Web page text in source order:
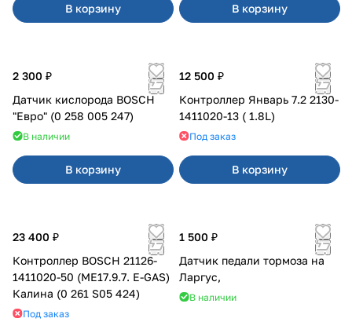
В корзину В корзину
2 300 ₽
Датчик кислорода BOSCH
"Евро" (0 258 005 247)
В наличии
В корзину
12 500 ₽
Контроллер Январь 7.2 2130-
1411020-13 ( 1.8L)
Под заказ
В корзину
23 400 ₽
Контроллер BOSCH 21126-
1411020-50 (ME17.9.7. E-GAS)
Калина (0 261 S05 424)
Под заказ
1 500 ₽
Датчик педали тормоза на
Ларгус,
В наличии